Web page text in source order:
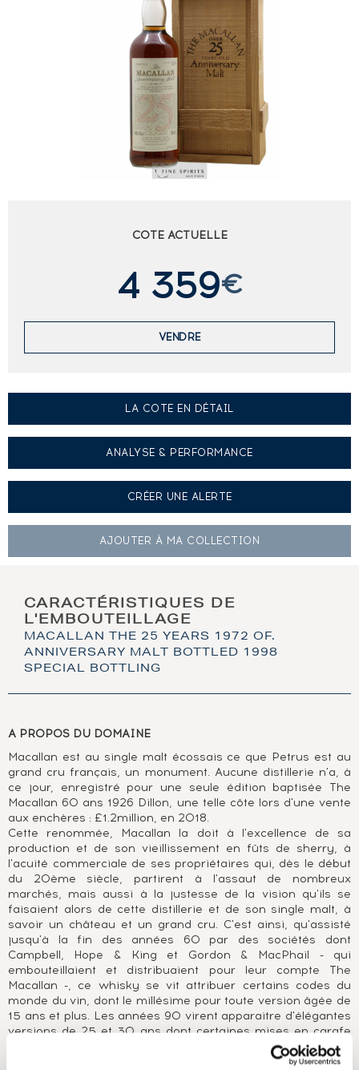
COTE ACTUELLE
4 359€
VENDRE
LA COTE EN DÉTAIL
ANALYSE & PERFORMANCE
CRÉER UNE ALERTE
AJOUTER À MA COLLECTION
CARACTÉRISTIQUES DE
L'EMBOUTEILLAGE
MACALLAN THE 25 YEARS 1972 OF.
ANNIVERSARY MALT BOTTLED 1998
SPECIAL BOTTLING
A PROPOS DU DOMAINE
Macallan est au single malt écossais ce que Petrus est au
grand cru français, un monument. Aucune distillerie n'a, à
ce jour, enregistré pour une seule édition baptisée The
Macallan 60 ans 1926 Dillon, une telle côte lors d'une vente
aux enchères : £1.2million, en 2018.
Cette renommée, Macallan la doit à l'excellence de sa
production et de son vieillissement en fûts de sherry, à
l'acuité commerciale de ses propriétaires qui, dès le début
du 20ème siècle, partirent à l'assaut de nombreux
marchés, mais aussi à la justesse de la vision qu'ils se
faisaient alors de cette distillerie et de son single malt, à
savoir un château et un grand cru. C'est ainsi, qu'assisté
jusqu'à la fin des années 60 par des sociétés dont
Campbell, Hope & King et Gordon & MacPhail - qui
embouteillaient et distribuaient pour leur compte The
Macallan -, ce whisky se vit attribuer certains codes du
monde du vin, dont le millésime pour toute version âgée de
15 ans et plus. Les années 90 virent apparaitre d'élégantes
versions de 25 et 30 ans dont certaines mises en carafe
cristal : Tudor Crystal Decanters, qui annonçaient le
tournant que prendrait The Macallan au nouveau millénaire.